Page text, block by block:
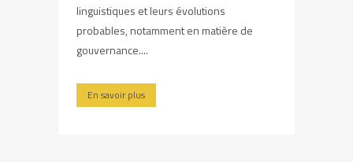
linguistiques et leurs évolutions
probables, notamment en matière de
gouvernance....
En savoir plus